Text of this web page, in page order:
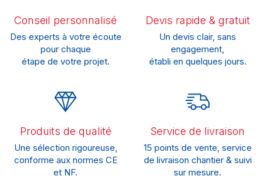
Conseil personnalisé
Des experts à votre écoute
pour chaque
étape de votre projet.
Devis rapide & gratuit
Un devis clair, sans
engagement,
établi en quelques jours.
Produits de qualité
Une sélection rigoureuse,
conforme aux normes CE
et NF.
Service de livraison
15 points de vente, service
de livraison chantier & suivi
sur mesure.